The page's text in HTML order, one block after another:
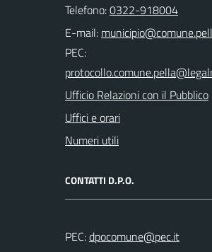
Telefono:0322-918004
E-mail:
PEC:
Ufficio Relazioni con il Pubblico
Uffici e orari
Numeri utili
CONTATTI D.P.O.
PEC: